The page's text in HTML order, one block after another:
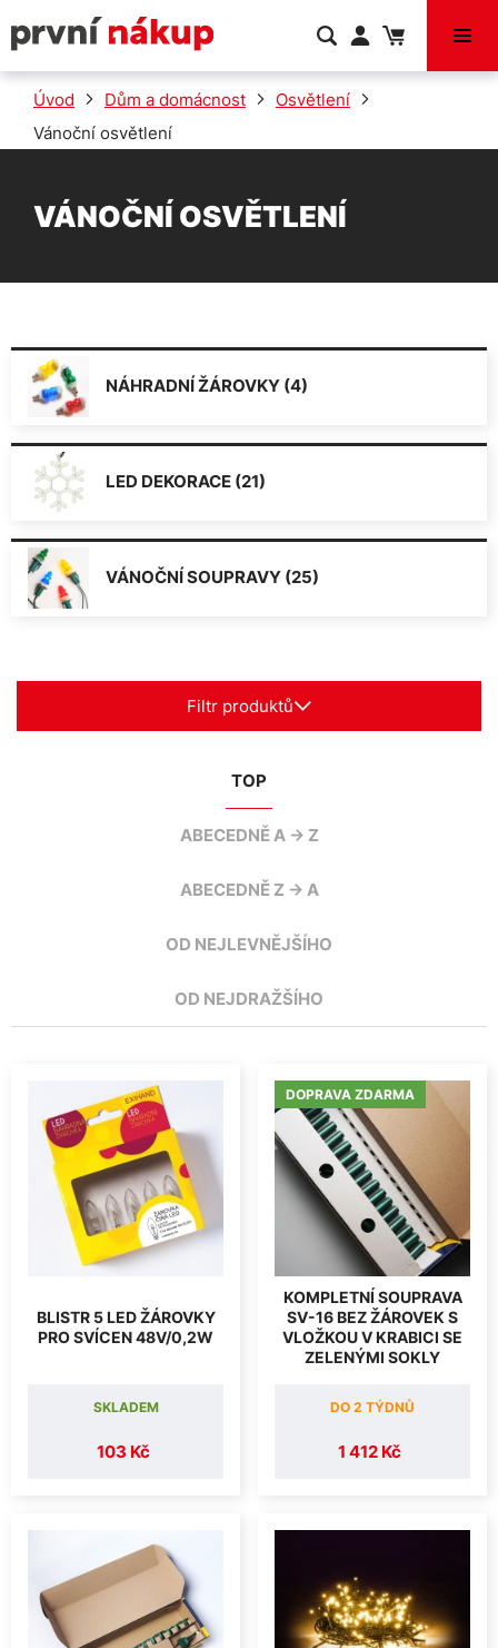
VÝPRODEJ
Úvod Dům a domácnost
Osvětlení
Vánoční osvětlení
VÁNOČNÍ OSVĚTLENÍ
NÁHRADNÍ ŽÁROVKY (4)
LED DEKORACE (21)
VÁNOČNÍ SOUPRAVY (25)
Filtr produktů
TOP
ABECEDNĚ A -> Z
ABECEDNĚ Z -> A
OD NEJLEVNĚJŠÍHO
OD NEJDRAŽŠÍHO
BLISTR 5 LED ŽÁROVKY
PRO SVÍCEN 48V/0,2W
103 Kč
SKLADEM
DOPRAVA ZDARMA
KOMPLETNÍ SOUPRAVA
SV-16 BEZ ŽÁROVEK S
VLOŽKOU V KRABICI SE
ZELENÝMI SOKLY
1 412 Kč
DO 2 TÝDNŮ